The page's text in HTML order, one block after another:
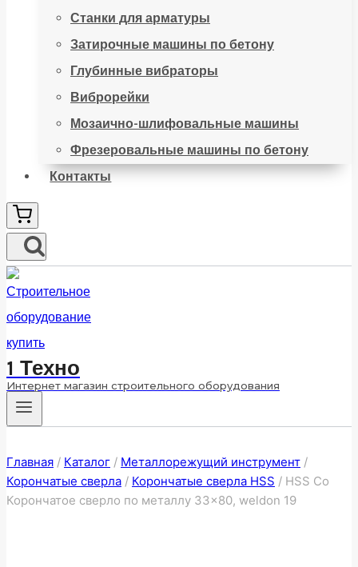
Станки для арматуры
Затирочные машины по бетону
Глубинные вибраторы
Виброрейки
Мозаично-шлифовальные машины
Фрезеровальные машины по бетону
Контакты
1 Техно
Интернет магазин строительного оборудования
Главная / Каталог / Металлорежущий инструмент /
Корончатые сверла / Корончатые сверла HSS / HSS Co
Корончатое сверло по металлу 33×80, weldon 19